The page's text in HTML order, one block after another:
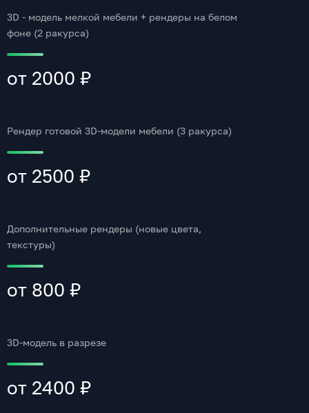
3D - модель мелкой мебели + рендеры на белом
фоне (2 ракурса)
от 2000 ₽
Рендер готовой 3D-модели мебели (3 ракурса)
от 2500 ₽
Дополнительные рендеры (новые цвета,
текстуры)
от 800 ₽
3D-модель в разрезе
от 2400 ₽